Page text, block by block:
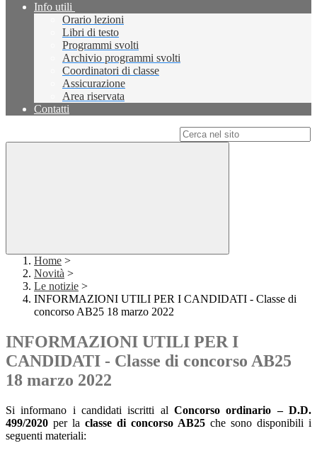
Info utili
Orario lezioni
Libri di testo
Programmi svolti
Archivio programmi svolti
Coordinatori di classe
Assicurazione
Area riservata
Contatti
Home >
Novità >
Le notizie >
INFORMAZIONI UTILI PER I CANDIDATI - Classe di
concorso AB25 18 marzo 2022
INFORMAZIONI UTILI PER I
CANDIDATI - Classe di concorso AB25
18 marzo 2022
Si informano i candidati iscritti al Concorso ordinario – D.D.
499/2020 per la classe di concorso AB25 che sono disponibili i
seguenti materiali: